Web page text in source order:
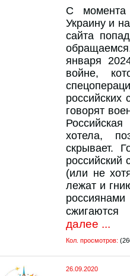
С момента
Украину и
сайта
января
войне,
говорят
хотела,
скрывает.
(или не
лежат и
сжигаются
далее ...
Кол. просмотров:
26.09.2020